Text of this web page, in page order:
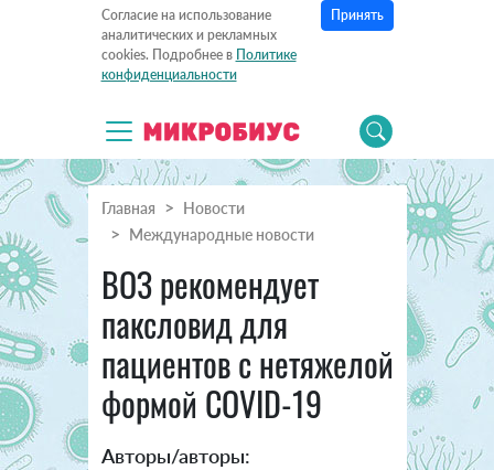
Согласие на использование
аналитических и рекламных
cookies. Подробнее в Политике
конфиденциальности
Принять
Главная
Новости
Международные новости
ВОЗ рекомендует
паксловид для
пациентов с нетяжелой
формой COVID-19
Авторы/авторы: